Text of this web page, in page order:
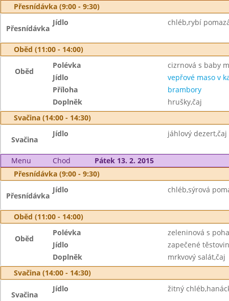
Přesnídávka (9:00 - 9:30)
Přesnídávka
Jídlo chléb,rybí
Oběd (11:00 - 14:00)
Oběd
Polévka
cizrnová s baby
Jídlo
vepřové maso v
Příloha
brambory
Doplněk
hrušky,čaj
Svačina (14:00 - 14:30)
Svačina
Jídlo jáhlový dezert,čaj
Menu Chod
Pátek 13. 2. 2015
Přesnídávka (9:00 - 9:30)
Přesnídávka
Jídlo chléb,sýrová
Oběd (11:00 - 14:00)
Oběd
Polévka
zeleninová s
Jídlo
zapečené
Doplněk
mrkvový salát,čaj
Svačina (14:00 - 14:30)
Svačina
Jídlo žitný